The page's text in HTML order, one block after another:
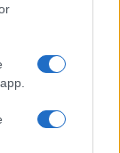
è
scia